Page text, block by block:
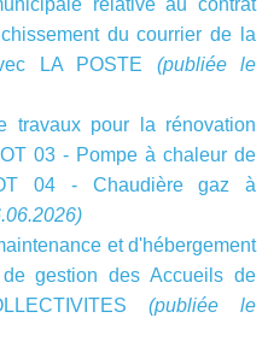
du courrier de la
LA POSTE (publiée le
travaux pour la rénovation
03 - Pompe à chaleur de
04 - Chaudière gaz à
et d'hébergement
gestion des Accueils de
(publiée le